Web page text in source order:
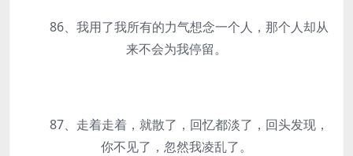
86、我用了我所有的力气想念一个人，那个人却从
来不会为我停留。
87、走着走着，就散了，回忆都淡了，回头发现，
你不见了，忽然我凌乱了。